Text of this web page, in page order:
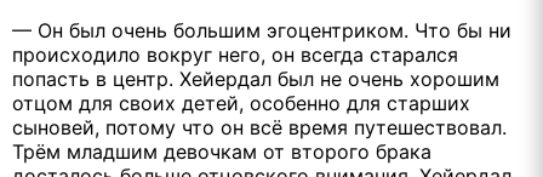
— Он был очень большим эгоцентриком. Что бы ни
происходило вокруг него, он всегда старался
попасть в центр. Хейердал был не очень хорошим
отцом для своих детей, особенно для старших
сыновей, потому что он всё время путешествовал.
Трём младшим девочкам от второго брака